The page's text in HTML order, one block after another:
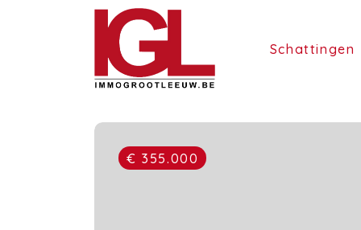
Schattingen
€ 355.000